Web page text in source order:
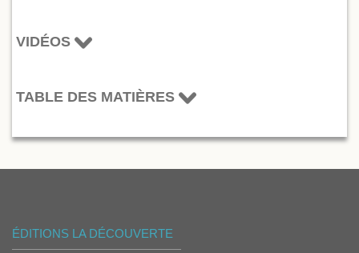
VIDÉOS
TABLE DES MATIÈRES
ÉDITIONS LA DÉCOUVERTE